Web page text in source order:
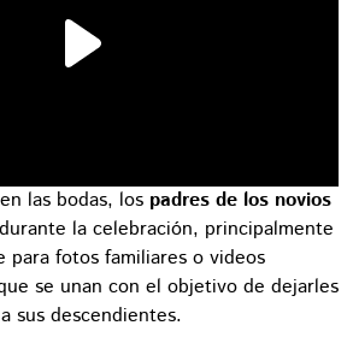
las bodas, los padres de los novios
la celebración, principalmente
para fotos familiares o videos
se unan con el objetivo de dejarles
sus descendientes.